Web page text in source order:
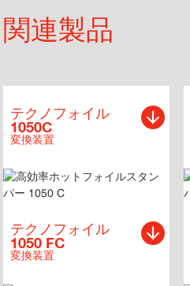
関連製品
テクノフォイル
1050C
変換装置
テクノフォイル
1050 FC
変換装置